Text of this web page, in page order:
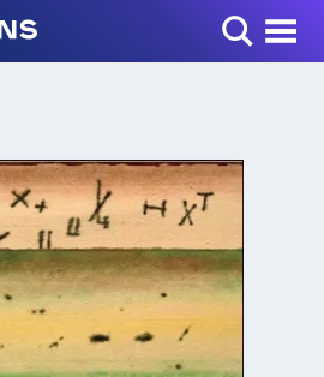
Toggle Menu